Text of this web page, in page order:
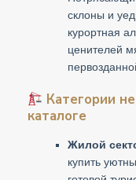
склоны и
курортная
ценителей
Категории
каталоге
Жилой
купить